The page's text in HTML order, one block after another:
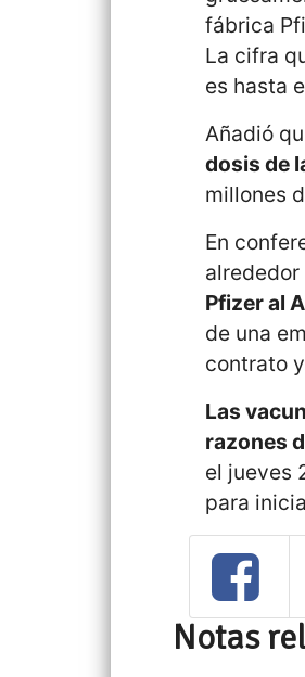
fábrica
La cifra
es hasta
Añadió
dosis de
millones
En
Pfizer al
de una
contrato
Las
razones
el jueves
para
Notas